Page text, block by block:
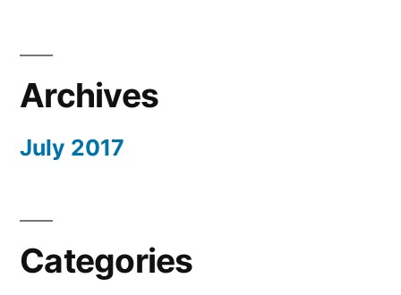
Archives
July 2017
Categories